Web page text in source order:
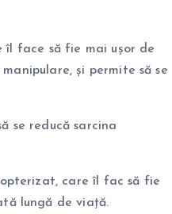
face să fie mai ușor de
și permite să se
se reducă sarcina
care îl fac să fie
lungă de viață.